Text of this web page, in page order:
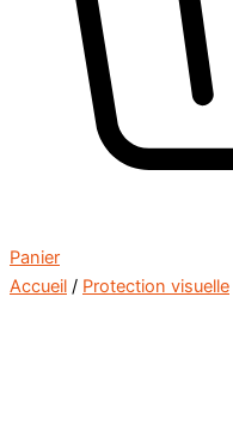
Panier
Accueil / Protection visuelle